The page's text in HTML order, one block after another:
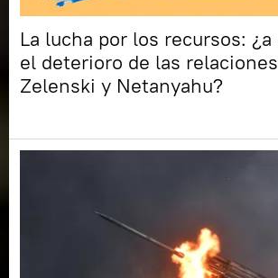
La lucha por los recursos:
el deterioro de las
Zelenski y Netanyahu?